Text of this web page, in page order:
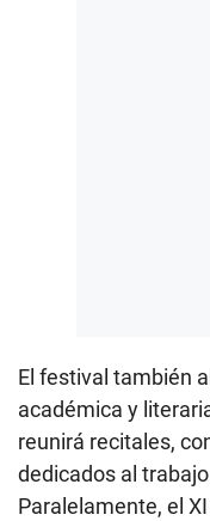
El festival también
académica y
reunirá recitales,
dedicados al
Paralelamente, el